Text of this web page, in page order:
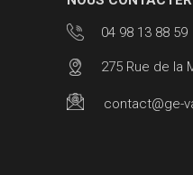
04 98 13 88 59
275 Rue de la
contact@ge-